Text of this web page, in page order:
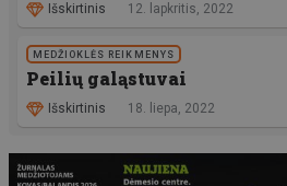
Išskirtinis 12. lapkritis, 2022
MEDŽIOKLĖS REIKMENYS
Peilių galąstuvai
Išskirtinis 18. liepa, 2022